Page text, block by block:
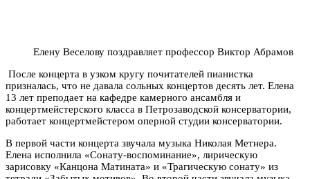
Елену Веселову поздравляет профессор Виктор Абрамов
После концерта в узком кругу почитателей пианистка
призналась, что не давала сольных концертов десять лет. Елена
13 лет преподает на кафедре камерного ансамбля и
концертмейстерского класса в Петрозаводской консерватории,
работает концертмейстером оперной студии консерватории.
В первой части концерта звучала музыка Николая Метнера.
Елена исполнила «Сонату-воспоминание», лирическую
зарисовку «Канцона Матината» и «Трагическую сонату» из